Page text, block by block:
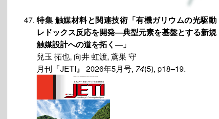
特集 触媒材料と関連技術「有機ガリウムの光駆動
レドックス反応を開発―典型元素を基盤とする新規
触媒設計への道を拓く―」
兒玉 拓也, 向井 虹渡, 鳶巣 守
月刊『JETI』 2026年5月号, 74(5), p18–19.